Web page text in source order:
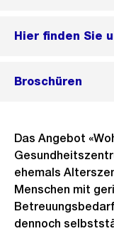
Hier finden Sie
Broschüren
Das Angebot
ehemals
Menschen mit
dennoch